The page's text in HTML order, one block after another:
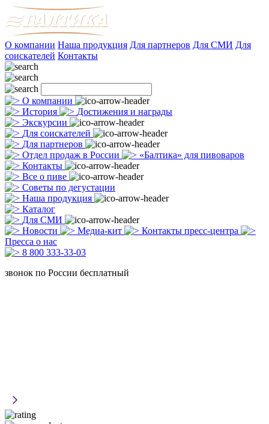
О компании Наша продукция Для партнеров Для СМИ Для
соискателей Контакты
О компании
История
Достижения и награды
Экскурсии
Для соискателей
Для партнеров
Отдел продаж в России
«Балтика» для пивоваров
Контакты
Все о пиве
Советы по дегустации
Наша продукция
Каталог
Для СМИ
Новости
Медиа-кит
Контакты пресс-центра
Пресса о нас
8 800 333-33-03
звонок по России бесплатный